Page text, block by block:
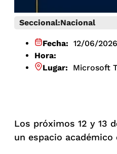
Seccional:Nacional
Fecha: 12/06/2026
Hora:
Lugar:
Microsoft
Los próximos 12 y 13
un espacio